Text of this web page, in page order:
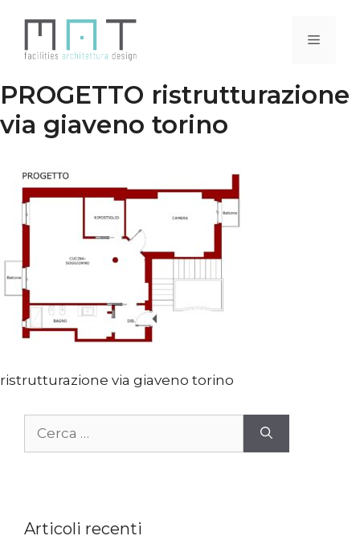
contenuto
Menu
PROGETTO ristrutturazione
via giaveno torino
ristrutturazione via giaveno torino
per:
Articoli recenti